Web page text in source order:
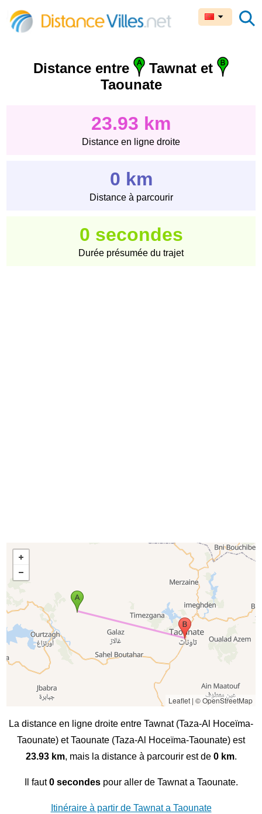
Distance entre
Tawnat et
Taounate
23.93 km
Distance en ligne droite
0 km
Distance à parcourir
0 secondes
Durée présumée du trajet
Leaflet| © OpenStreetMap
La distance en ligne droite entre Tawnat (Taza-Al Hoceïma-
Taounate) et Taounate (Taza-Al Hoceïma-Taounate) est
23.93 km, mais la distance à parcourir est de 0 km.
Il faut0 secondespour aller de Tawnat a Taounate.
Itinéraire à partir de Tawnat a Taounate